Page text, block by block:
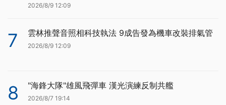
2026/8/9 12:09
7 雲林推聲音照相科技執法 9成告發為機車改裝排氣管
2026/8/9 12:09
8 "海鋒大隊"雄風飛彈車 漢光演練反制共艦
2026/8/7 19:14